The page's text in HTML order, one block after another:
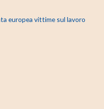
europea vittime sul lavoro